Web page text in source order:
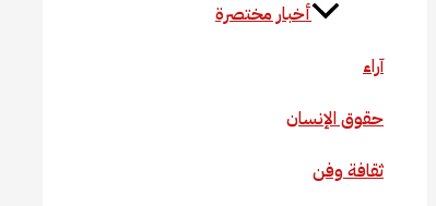
أخبار مختصرة
آراء
حقوق الإنسان
ثقافة وفن